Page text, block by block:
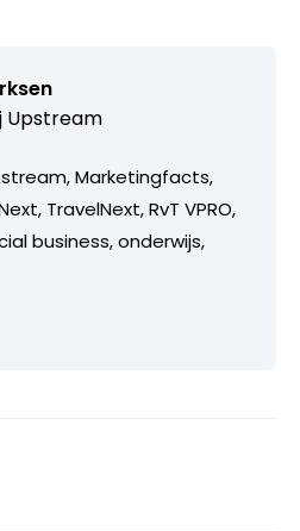
Upstream
Marketingfacts,
TravelNext, RvT VPRO,
business, onderwijs,